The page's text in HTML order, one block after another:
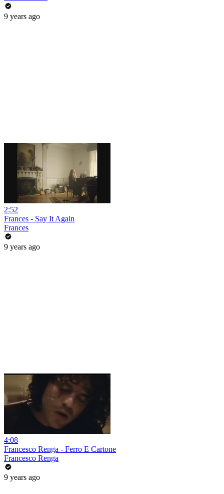
9 years ago
2:52
Frances - Say It Again
Frances
9 years ago
4:08
Francesco Renga - Ferro E Cartone
Francesco Renga
9 years ago